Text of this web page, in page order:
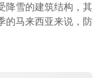
降雪的建筑结构，其
的马来西亚来说，防